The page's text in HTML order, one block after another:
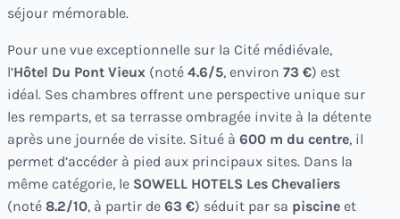
séjour mémorable.
Pour une vue exceptionnelle sur la Cité médiévale,
l’Hôtel Du Pont Vieux (noté 4.6/5, environ 73 €) est
idéal. Ses chambres offrent une perspective unique sur
les remparts, et sa terrasse ombragée invite à la détente
après une journée de visite. Situé à 600 m du centre, il
permet d’accéder à pied aux principaux sites. Dans la
même catégorie, le SOWELL HOTELS Les Chevaliers
(noté 8.2/10, à partir de 63 €) séduit par sa piscine et